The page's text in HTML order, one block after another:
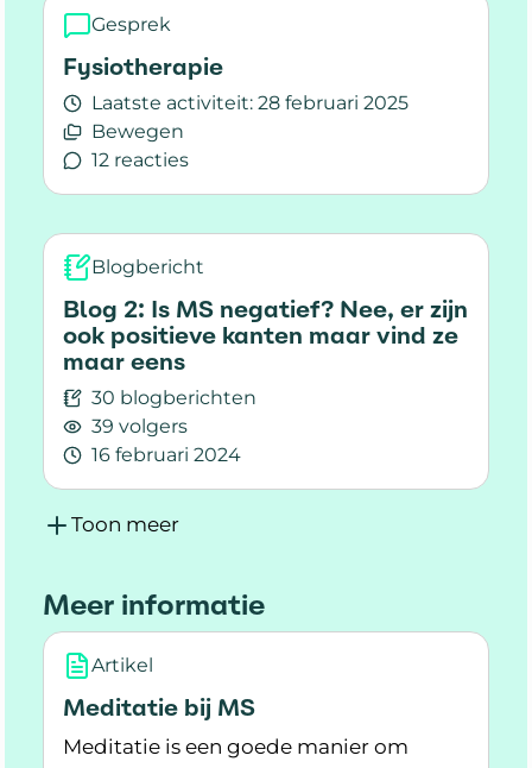
Gesprek
Fysiotherapie
Laatste activiteit: 28 februari 2025
Bewegen
12 reacties
Lees meer over Fysiotherapie
Blogbericht
Blog 2: Is MS negatief? Nee, er zijn
ook positieve kanten maar vind ze
maar eens
30 blogberichten
39 volgers
16 februari 2024
Lees meer over Blog 2: Is MS negatief? Nee,
Toon meer
Meer informatie
Artikel
Meditatie bij MS
Meditatie is een goede manier om